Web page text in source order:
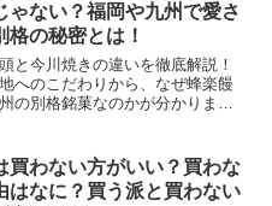
ゃない？福岡や九州で愛さ
格の秘密とは！
と今川焼きの違いを徹底解説！
へのこだわりから、なぜ蜂楽饅
の別格銘菓なのかが分かりま
買わない方がいい？買わな
はなに？買う派と買わない